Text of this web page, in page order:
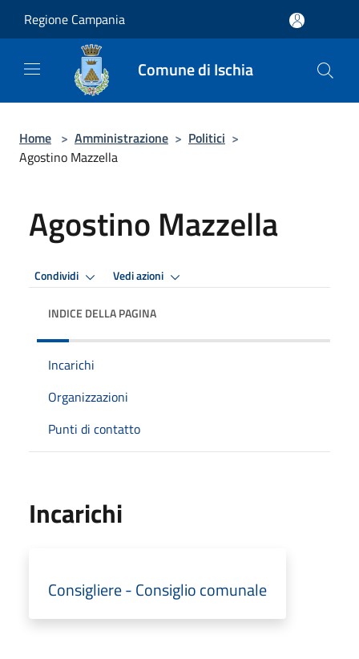
Regione Campania
Comune di Ischia
Home > Amministrazione > Politici >
Agostino Mazzella
Agostino Mazzella
Condividi Vedi azioni
INDICE DELLA PAGINA
Incarichi
Organizzazioni
Punti di contatto
Incarichi
Consigliere - Consiglio comunale